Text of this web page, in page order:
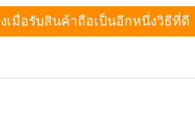
เมื่อรับสินค้าถือเป็นอีกหนึ่งวิธีที่ดี